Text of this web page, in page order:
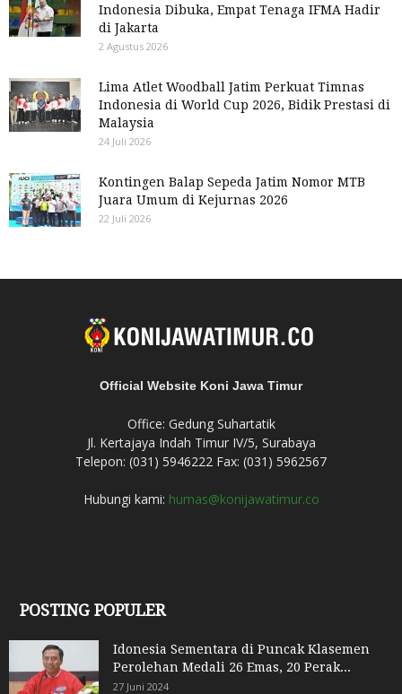
Indonesia Dibuka, Empat Tenaga IFMA Hadir
di Jakarta
2 Agustus 2026
Lima Atlet Woodball Jatim Perkuat Timnas
Indonesia di World Cup 2026, Bidik Prestasi di
Malaysia
24 Juli 2026
Kontingen Balap Sepeda Jatim Nomor MTB
Juara Umum di Kejurnas 2026
22 Juli 2026
Official Website Koni Jawa Timur
Office: Gedung Suhartatik
Jl. Kertajaya Indah Timur IV/5, Surabaya
Telepon: (031) 5946222 Fax: (031) 5962567
Hubungi kami: humas@konijawatimur.co
POSTING POPULER
Idonesia Sementara di Puncak Klasemen
Perolehan Medali 26 Emas, 20 Perak...
27 Juni 2024